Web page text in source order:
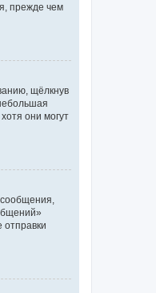
прежде чем
щёлкнув
они могут